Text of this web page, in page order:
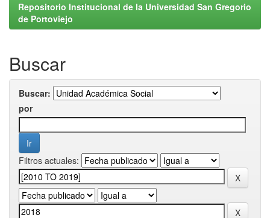
Repositorio Institucional de la Universidad San Gregorio
de Portoviejo
Buscar
Buscar:
por
Filtros actuales: